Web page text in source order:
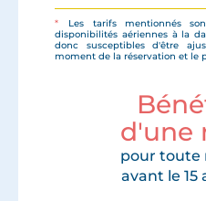
Mar. 26 Octobre
Mar. 2 Novembre
Mar. 9 Novembre
Mar. 23 Novembre
Mar. 30 Novembre
Mar. 7 Décembre
Lun. 20 Décembre
Jeu. 30 Décembre
Mar. 7 Mars
Mar. 14 Mars
Mar. 21 Mars
Mar. 2 Mai
Mar. 11 Juillet
Jeu. 12 Octobre
*
Les tarifs mentionnés
disponibilités aériennes à la
donc susceptibles d'être
moment de la réservation et le
d'une
pour toute
avant le 15